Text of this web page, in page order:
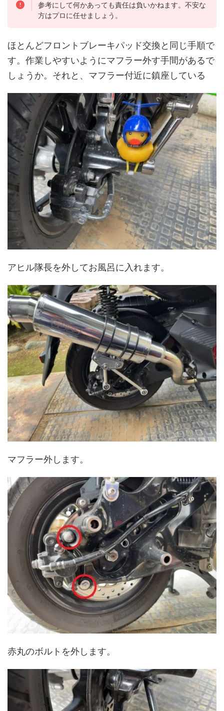
参考にして何かあっても責任は負いかねます。不安な
方はプロに任せましょう。
ほとんどフロントブレーキパッド交換と同じ手順で
す。作業しやすいようにマフラー外す手間があるで
しょうか。それと、マフラー付近に鎮座している
アヒル隊長を外してお風呂に入れます。
マフラー外します。
赤丸のボルトを外します。